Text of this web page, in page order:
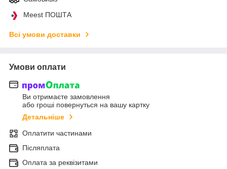
Meest ПОШТА
Всі умови доставки
Умови оплати
Ви отримаєте замовлення
або гроші повернуться на вашу картку
Детальніше
Оплатити частинами
Післяплата
Оплата за реквізитами